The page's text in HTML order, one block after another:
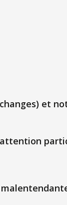
et